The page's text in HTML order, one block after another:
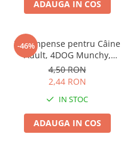
Pernuțe
Proteice
Umede
Îngrijire Pisici
Așternut Igienic Pisici
Igienă Pisici
Antiparazitare Pisici
Vitamine Pisici
ADAUGA IN COS
-46%
Recompense pentru Câine
Adult, 4DOG Munchy,
Batoane, Vită, 12.5cm, 10
bucăți
4,50 RON
2,44 RON
IN STOC
ADAUGA IN COS